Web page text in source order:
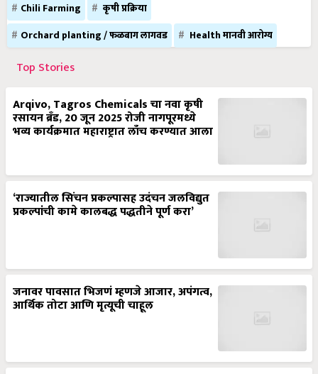
Chili Farming
कृषी प्रक्रिया
Orchard planting / फळबाग लागवड
Health मानवी आरोग्य
Top Stories
Arqivo, Tagros Chemicals चा नवा कृषी
रसायन ब्रँड, 20 जून 2025 रोजी नागपूरमध्ये
भव्य कार्यक्रमात महाराष्ट्रात लाँच करण्यात आला
‘राज्यातील सिंचन प्रकल्पासह उदंचन जलविद्युत
प्रकल्पांची कामे कालबद्ध पद्धतीने पूर्ण करा’
जनावर पावसात भिजणं म्हणजे आजार, अपंगत्व,
आर्थिक तोटा आणि मृत्यूची चाहूल